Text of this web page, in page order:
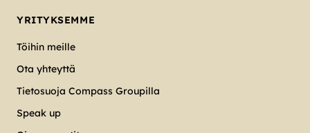
YRITYKSEMME
Töihin meille
Ota yhteyttä
Tietosuoja Compass Groupilla
Speak up